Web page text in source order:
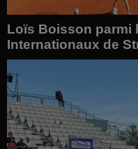
Loïs Boisson parmi
Internationaux de